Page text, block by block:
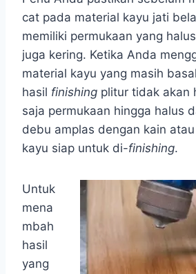
cat pada material kayu jati
memiliki permukaan yang
juga kering. Ketika Anda
material kayu yang masih
hasil finishing plitur tidak akan
saja permukaan hingga halus
debu amplas dengan kain
kayu siap untuk di-finishing.
Untuk
mena
mbah
hasil
yang